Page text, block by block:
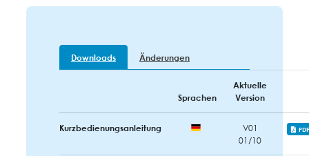
Downloads Änderungen
Sprachen
Aktuelle
Version
Kurzbedienungsanleitung
V01
01/10
PDF